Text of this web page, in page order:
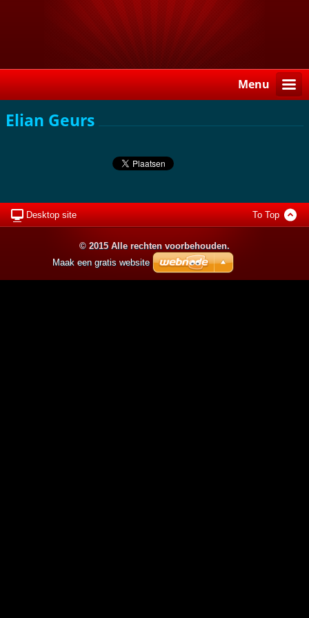
Menu
Elian Geurs
Desktop site To Top
© 2015 Alle rechten voorbehouden.
Maak een gratis website